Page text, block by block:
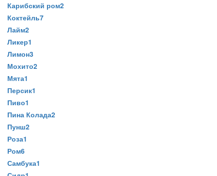
Карибский ром2
Коктейль7
Лайм2
Ликер1
Лимон3
Мохито2
Мята1
Персик1
Пиво1
Пина Колада2
Пунш2
Роза1
Ром6
Самбука1